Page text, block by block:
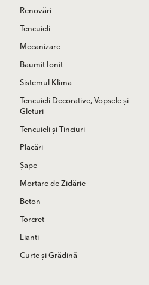
Renovări
Tencuieli
Mecanizare
Baumit Ionit
Sistemul Klima
Tencuieli Decorative, Vopsele și
Gleturi
Tencuieli și Tinciuri
Placări
Șape
Mortare de Zidărie
Beton
Torcret
Lianti
Curte și Grădină